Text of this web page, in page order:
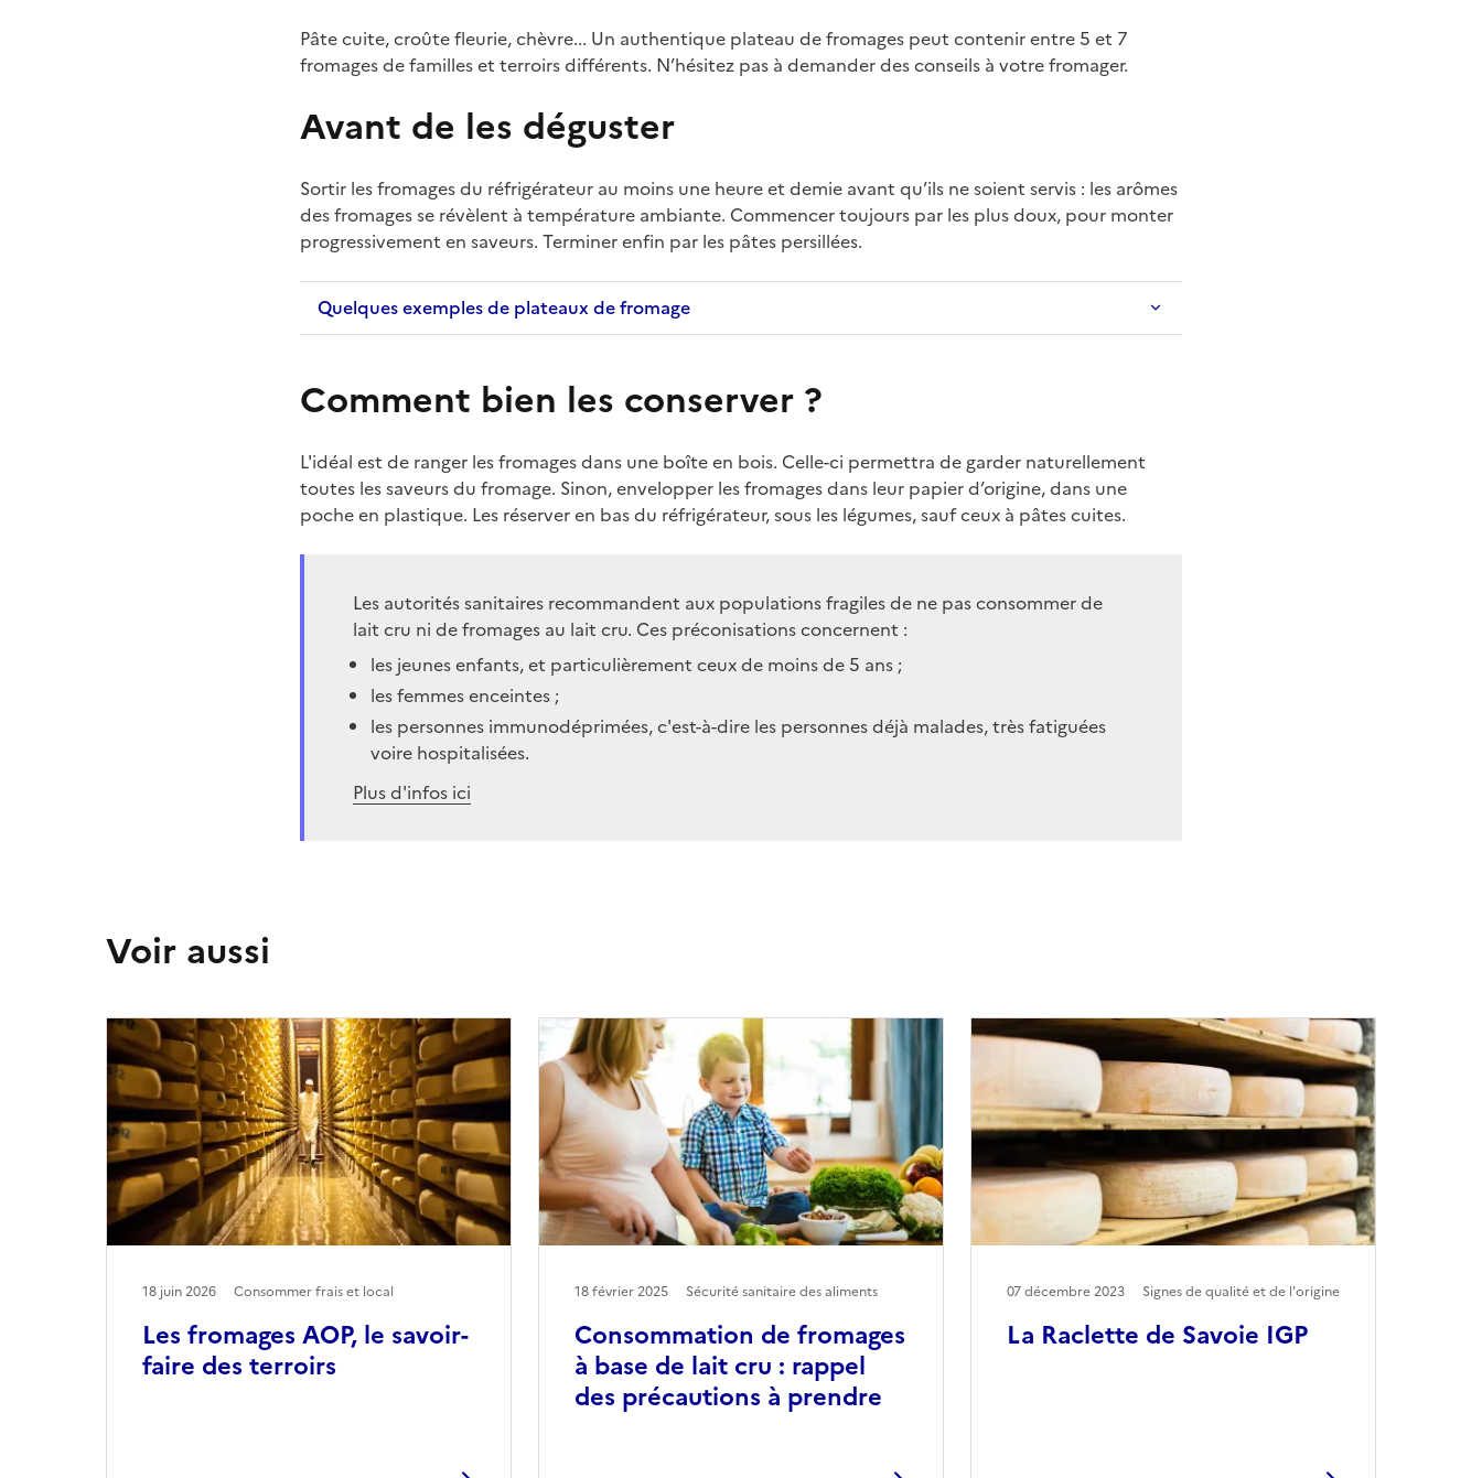
Pâte cuite, croûte fleurie, chèvre... Un authentique plateau de fromages peut contenir entre 5 et 7
fromages de familles et terroirs différents. N’hésitez pas à demander des conseils à votre fromager.
Avant de les déguster
Sortir les fromages du réfrigérateur au moins une heure et demie avant qu’ils ne soient servis : les arômes
des fromages se révèlent à température ambiante. Commencer toujours par les plus doux, pour monter
progressivement en saveurs. Terminer enfin par les pâtes persillées.
Quelques exemples de plateaux de fromage
Comment bien les conserver ?
L'idéal est de ranger les fromages dans une boîte en bois. Celle-ci permettra de garder naturellement
toutes les saveurs du fromage. Sinon, envelopper les fromages dans leur papier d’origine, dans une
poche en plastique. Les réserver en bas du réfrigérateur, sous les légumes, sauf ceux à pâtes cuites.
Les autorités sanitaires recommandent aux populations fragiles de ne pas consommer de
lait cru ni de fromages au lait cru. Ces préconisations concernent :
les jeunes enfants, et particulièrement ceux de moins de 5 ans ;
les femmes enceintes ;
les personnes immunodéprimées, c'est-à-dire les personnes déjà malades, très fatiguées
voire hospitalisées.
Plus d'infos ici
Voir aussi
Les fromages AOP, le savoir-
faire des terroirs
18 juin 2026 Consommer frais et local
Consommation de fromages
à base de lait cru : rappel
des précautions à prendre
18 février 2025 Sécurité sanitaire des aliments
La Raclette de Savoie IGP
07 décembre 2023 Signes de qualité et de l'origine